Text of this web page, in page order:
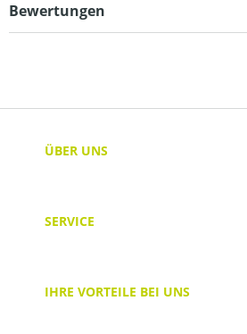
Bewertungen
ÜBER UNS
SERVICE
IHRE VORTEILE BEI UNS